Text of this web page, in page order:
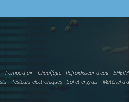
Pompe à air Chauffage Refroidisseur d'eau
Testeurs electroniques Sol et engrais Matériel